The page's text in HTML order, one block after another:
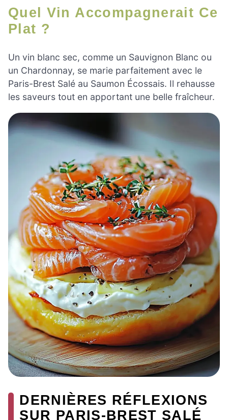
Quel Vin Accompagnerait Ce
Plat ?
Un vin blanc sec, comme un Sauvignon Blanc ou
un Chardonnay, se marie parfaitement avec le
Paris-Brest Salé au Saumon Écossais. Il rehausse
les saveurs tout en apportant une belle fraîcheur.
DERNIÈRES RÉFLEXIONS
SUR PARIS-BREST SALÉ